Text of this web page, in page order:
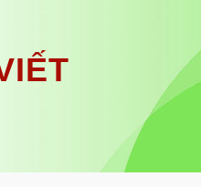
Phú
Yên
tạo